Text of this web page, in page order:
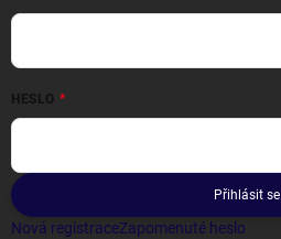
HESLO
Přihlásit se
Nová registraceZapomenuté heslo